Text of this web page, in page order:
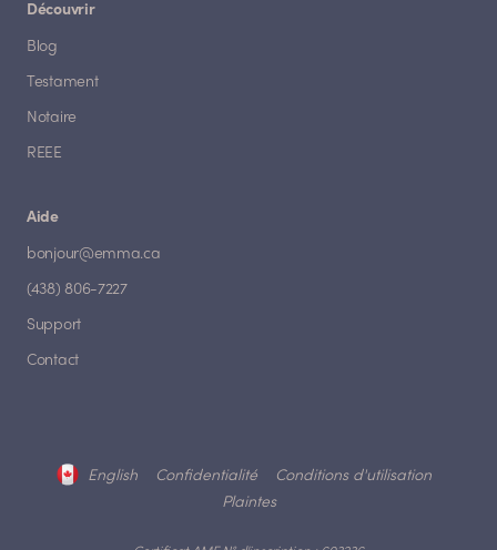
Découvrir
Blog
Testament
Notaire
REEE
Aide
bonjour@emma.ca
(438) 806-7227
Support
Contact
English Confidentialité
Conditions d'utilisation
Plaintes